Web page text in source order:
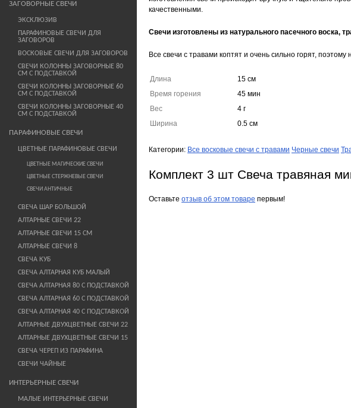
ЗАГОВОРНЫЕ СВЕЧИ
ЭКСКЛЮЗИВ
ПАРАФИНОВЫЕ СВЕЧИ ДЛЯ
ЗАГОВОРОВ
ВОСКОВЫЕ СВЕЧИ ДЛЯ ЗАГОВОРОВ
СВЕЧИ КОЛОННЫ ЗАГОВОРНЫЕ 80
СМ С ПОДСТАВКОЙ
СВЕЧИ КОЛОННЫ ЗАГОВОРНЫЕ 60
СМ С ПОДСТАВКОЙ
СВЕЧИ КОЛОННЫ ЗАГОВОРНЫЕ 40
СМ С ПОДСТАВКОЙ
ПАРАФИНОВЫЕ СВЕЧИ
ЦВЕТНЫЕ ПАРАФИНОВЫЕ СВЕЧИ
ЦВЕТНЫЕ МАГИЧЕСКИЕ СВЕЧИ
ЦВЕТНЫЕ СТЕРЖНЕВЫЕ СВЕЧИ
СВЕЧИ АНТИЧНЫЕ
СВЕЧА ШАР БОЛЬШОЙ
АЛТАРНЫЕ СВЕЧИ 22
АЛТАРНЫЕ СВЕЧИ 15 СМ
АЛТАРНЫЕ СВЕЧИ 8
СВЕЧА КУБ
СВЕЧА АЛТАРНАЯ КУБ МАЛЫЙ
СВЕЧА АЛТАРНАЯ 80 С ПОДСТАВКОЙ
СВЕЧА АЛТАРНАЯ 60 С ПОДСТАВКОЙ
СВЕЧА АЛТАРНАЯ 40 С ПОДСТАВКОЙ
АЛТАРНЫЕ ДВУХЦВЕТНЫЕ СВЕЧИ 22
АЛТАРНЫЕ ДВУХЦВЕТНЫЕ СВЕЧИ 15
СВЕЧА ЧЕРЕП ИЗ ПАРАФИНА
СВЕЧИ ЧАЙНЫЕ
ИНТЕРЬЕРНЫЕ СВЕЧИ
МАЛЫЕ ИНТЕРЬЕРНЫЕ СВЕЧИ
качественными.
Свечи изготовлены из натурального пасечного воска,
Все свечи с травами коптят и очень сильно горят,
Длина
15 см
Время горения
45 мин
Вес
4 г
Ширина
0.5 см
Категории: Все восковые свечи с травами Черные свечи
Комплект 3 шт Свеча травяная
Оставьте отзыв об этом товаре первым!